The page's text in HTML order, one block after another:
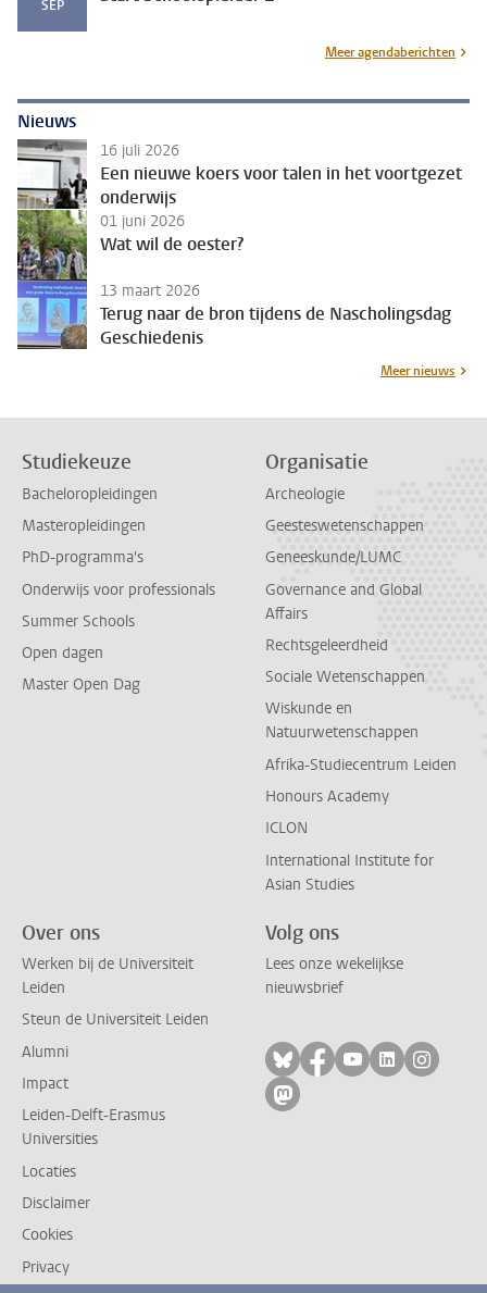
SEP
Meer agendaberichten
Nieuws
16 juli 2026
Een nieuwe koers voor talen in het voortgezet
onderwijs
01 juni 2026
Wat wil de oester?
13 maart 2026
Terug naar de bron tijdens de Nascholingsdag
Geschiedenis
Meer nieuws
Studiekeuze
Bacheloropleidingen
Masteropleidingen
PhD-programma's
Onderwijs voor professionals
Summer Schools
Open dagen
Master Open Dag
Organisatie
Archeologie
Geesteswetenschappen
Geneeskunde/LUMC
Governance and Global
Affairs
Rechtsgeleerdheid
Sociale Wetenschappen
Wiskunde en
Natuurwetenschappen
Afrika-Studiecentrum Leiden
Honours Academy
ICLON
International Institute for
Asian Studies
Over ons
Werken bij de Universiteit
Leiden
Steun de Universiteit Leiden
Alumni
Impact
Leiden-Delft-Erasmus
Universities
Locaties
Disclaimer
Cookies
Privacy
Volg ons
Lees onze wekelijkse
nieuwsbrief
Volg ons op bluesky
Volg ons op
Volg ons op
Volg ons
Volg
Volg ons op mastodon